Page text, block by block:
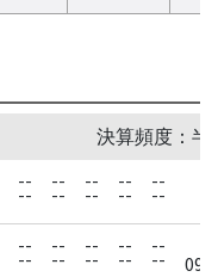
決算頻度：半
--
--
--
--
--
--
--
--
--
--
--
--
--
--
--
--
--
--
--
--
09/